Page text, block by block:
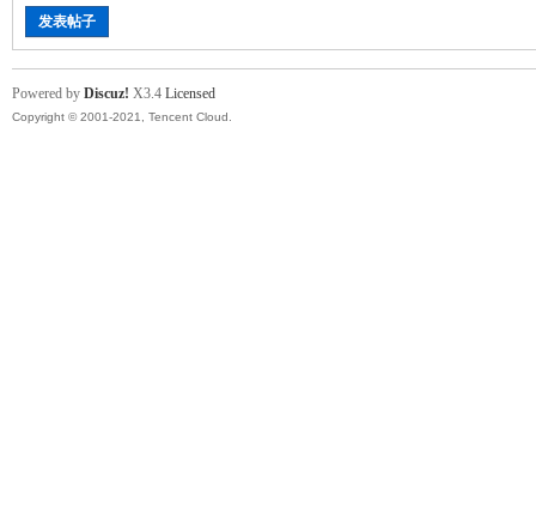
发表帖子
Powered by Discuz! X3.4 Licensed
Copyright © 2001-2021, Tencent Cloud.